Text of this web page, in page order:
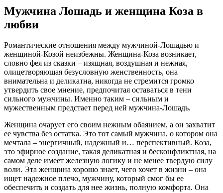
Мужчина Лошадь и женщина Коза в
любви
Романтические отношения между мужчиной-Лошадью и
женщиной-Козой неизбежны. Женщина-Коза возникает,
словно фея из сказки – изящная, воздушная и нежная,
олицетворяющая безусловную женственность, она
внимательна и деликатна, никогда не стремится громко
утвердить свое мнение, предпочитая оставаться в тени
сильного мужчины. Именно таким – сильным и
мужественным предстает перед ней мужчина-Лошадь.
Женщина очарует его своим нежным обаянием, а он захватит
ее чувства без остатка. Это тот самый мужчина, о котором она
мечтала – энергичный, надежный и… перспективный. Коза,
это эфирное создание, такая деликатная и бесконфликтная, на
самом деле имеет железную логику и не менее твердую силу
воли. Эта женщина хорошо знает, чего хочет в жизни – она
ищет надежное плечо, мужчину, который смог бы ее
обеспечить и создать для нее жизнь, полную комфорта. Она